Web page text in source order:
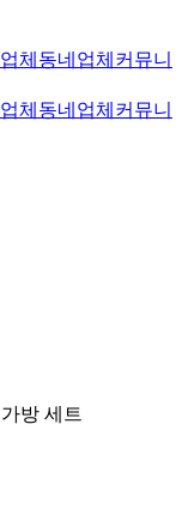
체 동네업체 커뮤니
체 동네업체 커뮤니
방 세트